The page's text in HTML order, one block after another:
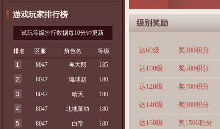
游戏玩家排行榜
试玩等级排行数据每10分钟更新
排名 区服 角色名
等级
1
8047 吴大郎 185
2 8047 琉球赵 180
3 8047 晴天 180
4 8047 北地董幼 180
5 8047 白帝 180
级别奖励
达60级 奖300积分
达100级 奖500积分
达120级 奖700积分
达140级 奖900积分
达160级 奖1500积分